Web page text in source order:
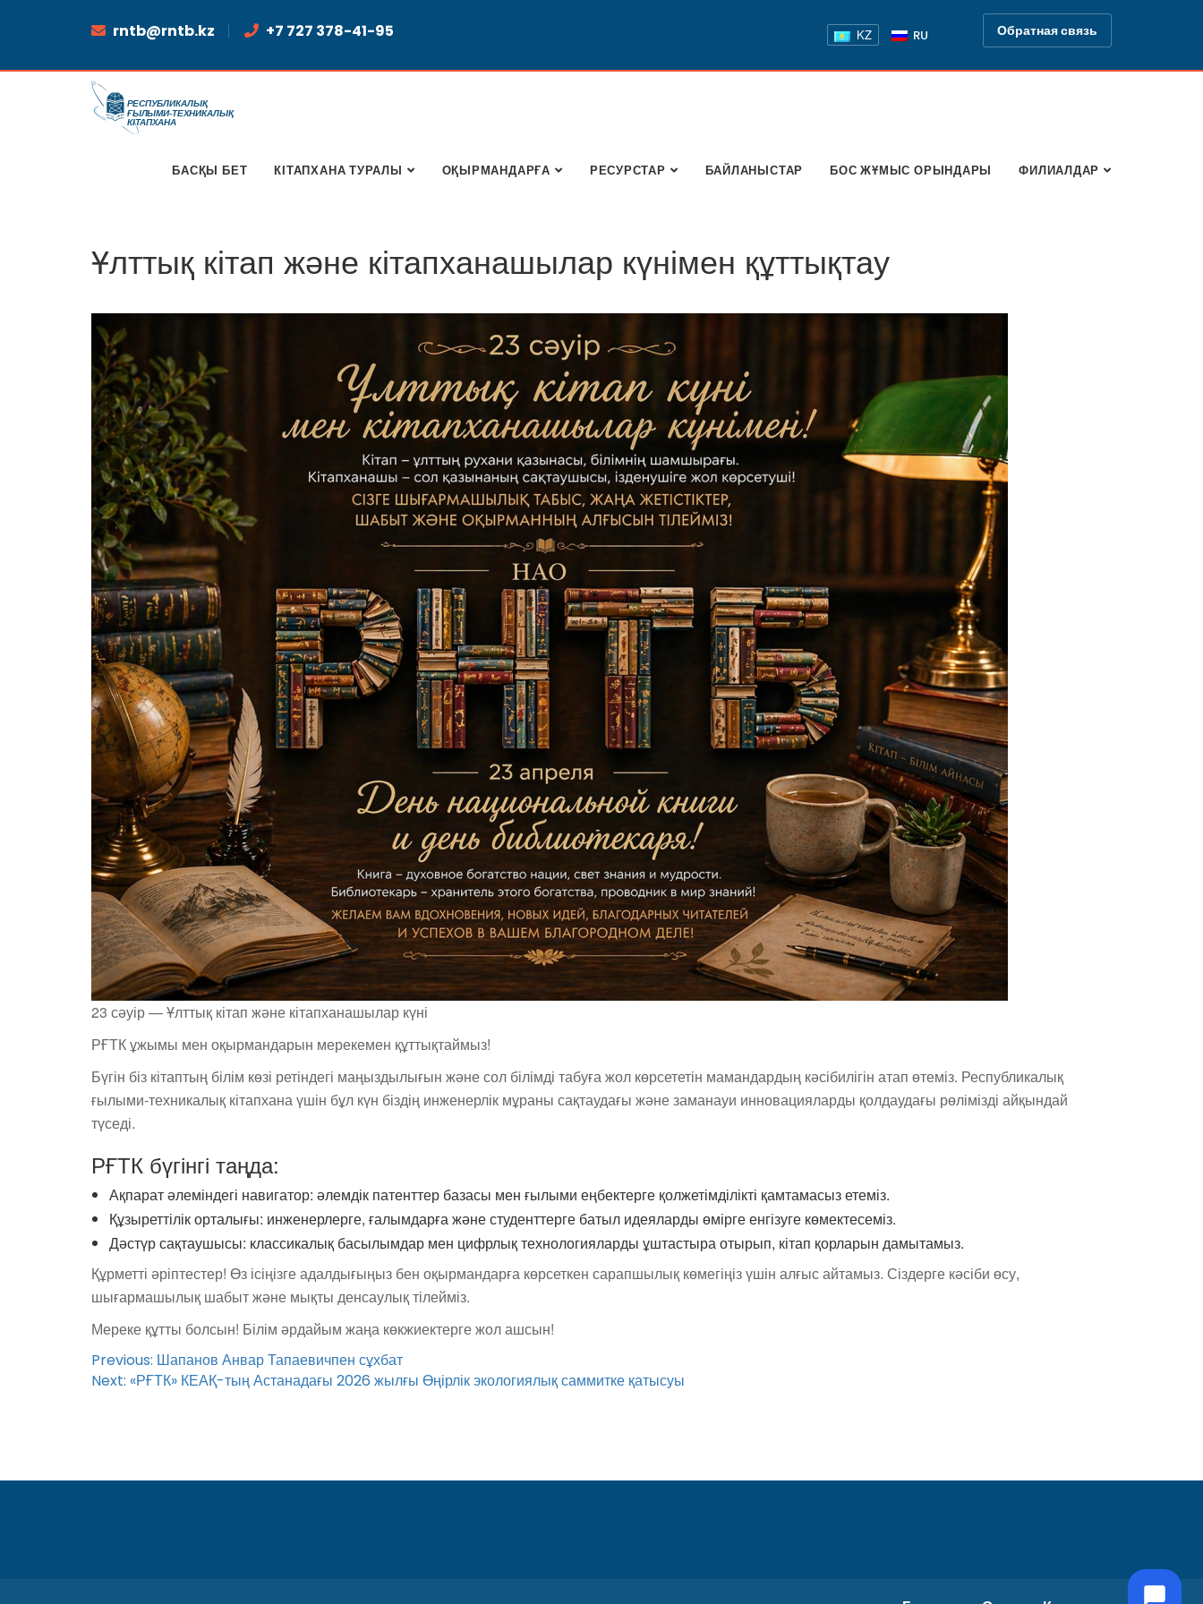
rntb@rntb.kz +7 727 378-41-95 KZ RU Обратная связь
БАСҚЫ БЕТ КІТАПХАНА ТУРАЛЫ ОҚЫРМАНДАРҒА РЕСУРСТАР БАЙЛАНЫСТАР БОС ЖҰМЫС ОРЫНДАРЫ ФИЛИАЛДАР
Ұлттық кітап және кітапханашылар күнімен құттықтау
23 сәуір — Ұлттық кітап және кітапханашылар күні
РҒТК ұжымы мен оқырмандарын мерекемен құттықтаймыз!
Бүгін біз кітаптың білім көзі ретіндегі маңыздылығын және сол білімді табуға жол көрсететін мамандардың кәсібилігін атап өтеміз. Республикалық
ғылыми-техникалық кітапхана үшін бұл күн біздің инженерлік мұраны сақтаудағы және заманауи инновацияларды қолдаудағы рөлімізді айқындай
түседі.
РҒТК бүгінгі таңда:
Ақпарат әлеміндегі навигатор: әлемдік патенттер базасы мен ғылыми еңбектерге қолжетімділікті қамтамасыз етеміз.
Құзыреттілік орталығы: инженерлерге, ғалымдарға және студенттерге батыл идеяларды өмірге енгізуге көмектесеміз.
Дәстүр сақтаушысы: классикалық басылымдар мен цифрлық технологияларды ұштастыра отырып, кітап қорларын дамытамыз.
Құрметті әріптестер! Өз ісіңізге адалдығыңыз бен оқырмандарға көрсеткен сарапшылық көмегіңіз үшін алғыс айтамыз. Сіздерге кәсіби өсу,
шығармашылық шабыт және мықты денсаулық тілейміз.
Мереке құтты болсын! Білім әрдайым жаңа көкжиектерге жол ашсын!
Post
navigation
Previous: Шапанов Анвар Тапаевичпен сұхбат
Next: «РҒТК» КЕАҚ-тың Астанадағы 2026 жылғы Өңірлік экологиялық саммитке қатысуы
Онлайн-помощник